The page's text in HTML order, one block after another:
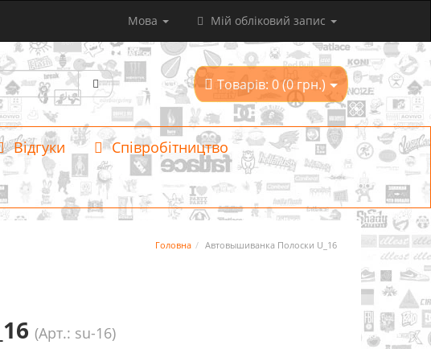
Мова Мій обліковий запис
Товарів: 0 (0 грн.)
Відгуки Співробітництво
Головна Автовышиванка Полоски U_16
(Арт.: su-16)